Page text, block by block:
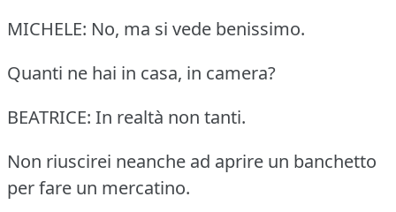
MICHELE: No, ma si vede benissimo.
Quanti ne hai in casa, in camera?
BEATRICE: In realtà non tanti.
Non riuscirei neanche ad aprire un banchetto
per fare un mercatino.